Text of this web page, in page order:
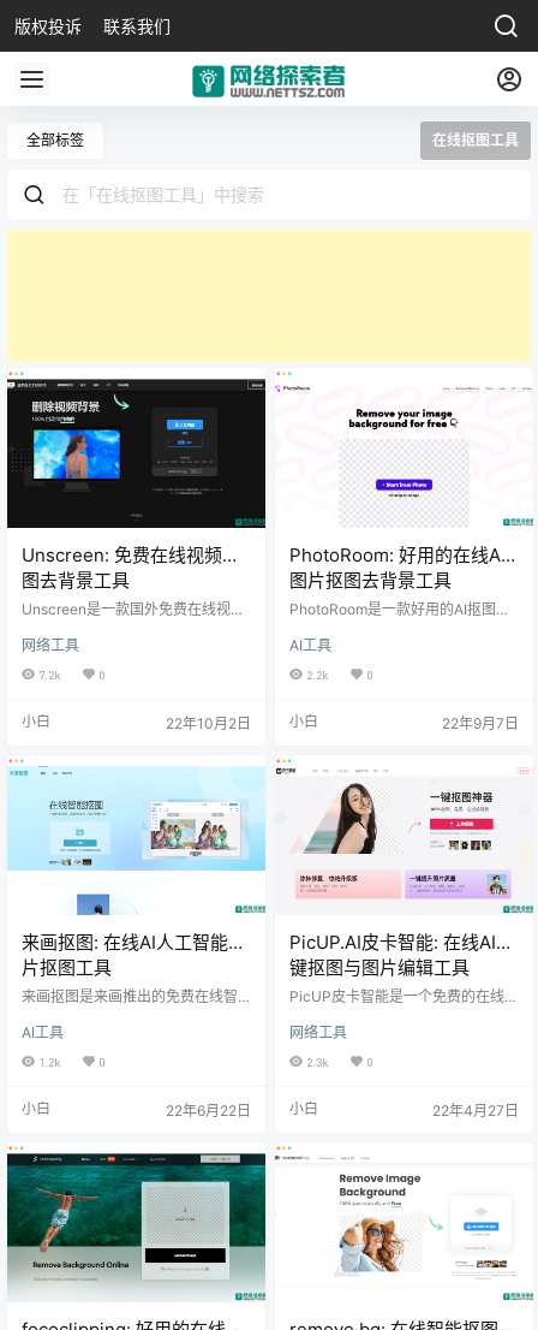
版权投诉 联系我们
全部标签 在线抠图工具
Unscreen: 免费在线视频抠
图去背景工具
Unscreen是一款国外免费在线视频
IF动图抠图去除背景工具，可以帮助
用户快速进行一些常见的视频抠图
网络工具
7.2k 0
小白 22年10月2日
PhotoRoom: 好用的在线AI
图片抠图去背景工具
PhotoRoom是一款好用的AI抠图去
及手机应用等版本，PhotoRoom的
应用程序是一个免费工具，可以创
背景去除器。 在线AI图片抠图去背
速对图片完成抠图处理，免去复杂
的图片处理流程，而且所有功能都
是免费的。
AI工具
2.2k 0
小白 22年9月7日
来画抠图: 在线AI人工智能图
片抠图工具
来画抠图是来画推出的免费在线智
强大抠图功能，让你真正实现发丝
级抠图，轻松解决日常工作中的各
种设计难题。 简单三步，快速完成
成人像提取 根据使用场景，选择剪
AI工具
1.2k 0
小白 22年6月22日
PicUP.AI皮卡智能: 在线AI一
键抠图与图片编辑工具
PicUP皮卡智能是一个免费的在线抠
辑处理等工具，可以进行一些常见
的图片处理操作。 皮卡智能PicUP.
AI利用人工智能和计算机视觉的力
PI，为不同领域 的客户提供服务，
商、证件照形象照处理APP、表情
OD（Print on demand）照片定制
打印按需印刷业务。
网络工具
2.3k 0
小白 22年4月27日